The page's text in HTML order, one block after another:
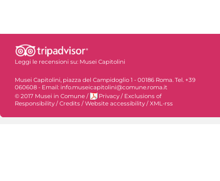
Leggi le recensioni su: Musei Capitolini
Musei Capitolini, piazza del Campidoglio 1 - 00186 Roma. Tel. +39
060608 - Email: info.museicapitolini@comune.roma.it
© 2017 Musei in Comune / Privacy / Exclusions of
Responsibility /Credits /Website accessibility /XML-rss